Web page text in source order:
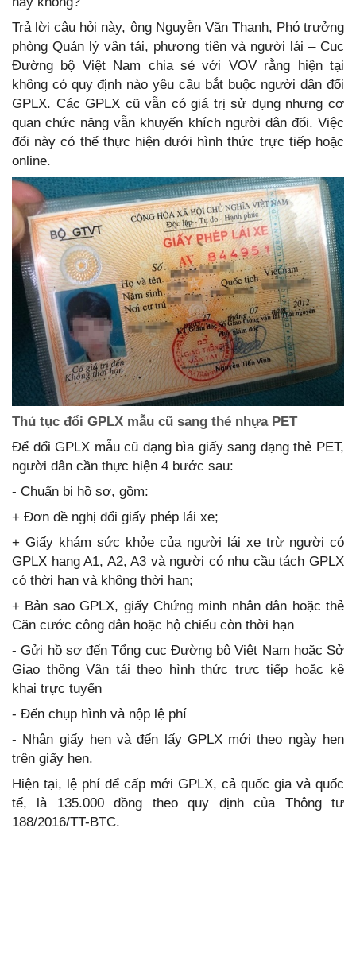
Trả lời câu hỏi này, ông Nguyễn Văn Thanh, Phó trưởng
phòng Quản lý vận tải, phương tiện và người lái – Cục
Đường bộ Việt Nam chia sẻ với VOV rằng hiện tại
không có quy định nào yêu cầu bắt buộc người dân đổi
GPLX. Các GPLX cũ vẫn có giá trị sử dụng nhưng cơ
quan chức năng vẫn khuyến khích người dân đổi. Việc
đổi này có thể thực hiện dưới hình thức trực tiếp hoặc
online.
Thủ tục đổi GPLX mẫu cũ sang thẻ nhựa PET
Để đổi GPLX mẫu cũ dạng bìa giấy sang dạng thẻ PET,
người dân cần thực hiện 4 bước sau:
- Chuẩn bị hồ sơ, gồm:
+ Đơn đề nghị đổi giấy phép lái xe;
+ Giấy khám sức khỏe của người lái xe trừ người có
GPLX hạng A1, A2, A3 và người có nhu cầu tách GPLX
có thời hạn và không thời hạn;
+ Bản sao GPLX, giấy Chứng minh nhân dân hoặc thẻ
Căn cước công dân hoặc hộ chiếu còn thời hạn
- Gửi hồ sơ đến Tổng cục Đường bộ Việt Nam hoặc Sở
Giao thông Vận tải theo hình thức trực tiếp hoặc kê
khai trực tuyến
- Đến chụp hình và nộp lệ phí
- Nhận giấy hẹn và đến lấy GPLX mới theo ngày hẹn
trên giấy hẹn.
Hiện tại, lệ phí để cấp mới GPLX, cả quốc gia và quốc
tế, là 135.000 đồng theo quy định của Thông tư
188/2016/TT-BTC.